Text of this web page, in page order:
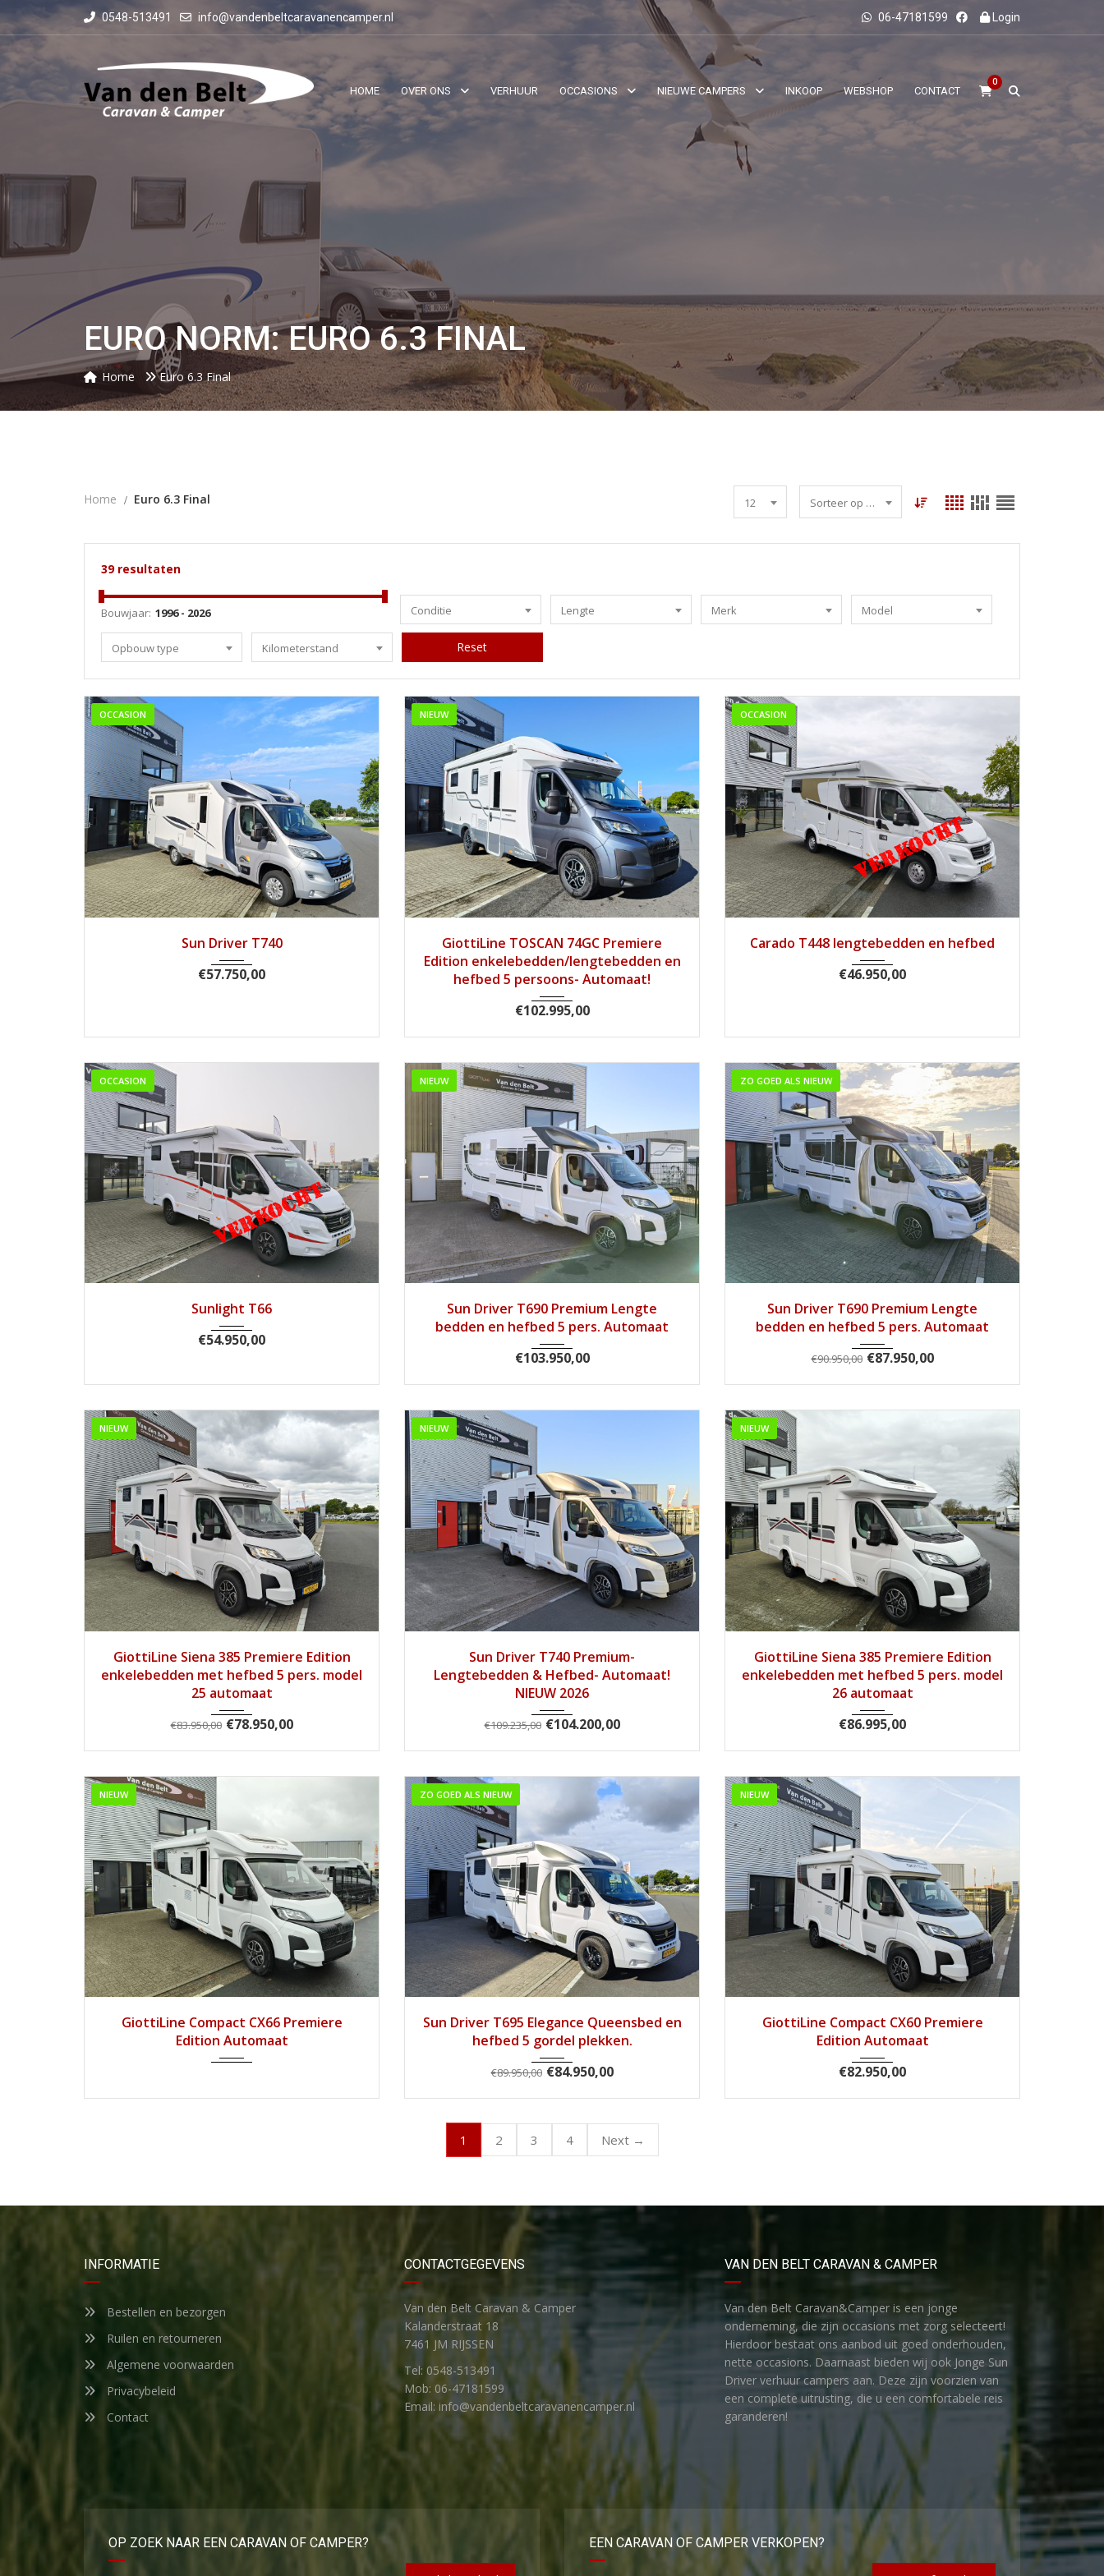
0548-513491 info@vandenbeltcaravanencamper.nl 06-47181599 Login
HOME OVER ONS VERHUUR OCCASIONS NIEUWE CAMPERS INKOOP WEBSHOP CONTACT
0
EURO NORM: EURO 6.3 FINAL
Home Euro 6.3 Final
Home Euro 6.3 Final 12 Sorteer op datum
39 resultaten
Bouwjaar: Conditie Lengte Merk Model
Opbouw type Kilometerstand Reset
OCCASION
Sun Driver T740
€57.750,00
NIEUW
GiottiLine TOSCAN 74GC Premiere
Edition enkelebedden/lengtebedden en
hefbed 5 persoons- Automaat!
€102.995,00
OCCASION
Carado T448 lengtebedden en hefbed
€46.950,00
OCCASION
Handg...
Sunlight T66
€54.950,00
NIEUW
2026 Autom...
Sun Driver T690 Premium Lengte
bedden en hefbed 5 pers. Automaat
€103.950,00
ZO GOED ALS NIEUW
2024 9 Tra... 28900
Sun Driver T690 Premium Lengte
bedden en hefbed 5 pers. Automaat
€90.950,00 €87.950,00
NIEUW
GiottiLine Siena 385 Premiere Edition
enkelebedden met hefbed 5 pers. model
25 automaat
€83.950,00 €78.950,00
NIEUW
Sun Driver T740 Premium-
Lengtebedden & Hefbed- Automaat!
NIEUW 2026
€109.235,00 €104.200,00
NIEUW
GiottiLine Siena 385 Premiere Edition
enkelebedden met hefbed 5 pers. model
26 automaat
€86.995,00
NIEUW
2026 8 tra...
GiottiLine Compact CX66 Premiere
Edition Automaat
ZO GOED ALS NIEUW
2025
Sun Driver T695 Elegance Queensbed en
hefbed 5 gordel plekken.
€89.950,00 €84.950,00
NIEUW
2026 8 tra...
GiottiLine Compact CX60 Premiere
Edition Automaat
€82.950,00
1 2 3 4 Next →
INFORMATIE
Bestellen en bezorgen
Ruilen en retourneren
Algemene voorwaarden
Privacybeleid
Contact
CONTACTGEGEVENS
Van den Belt Caravan & Camper
Kalanderstraat 18
7461 JM RIJSSEN
Tel: 0548-513491
Mob: 06-47181599
Email: info@vandenbeltcaravanencamper.nl
VAN DEN BELT CARAVAN & CAMPER
Van den Belt Caravan&Camper is een jonge
onderneming, die zijn occasions met zorg selecteert!
Hierdoor bestaat ons aanbod uit goed onderhouden,
nette occasions. Daarnaast bieden wij ook Jonge Sun
Driver verhuur campers aan. Deze zijn voorzien van
een complete uitrusting, die u een comfortabele reis
garanderen!
OP ZOEK NAAR EEN CARAVAN OF CAMPER? EEN CARAVAN OF CAMPER VERKOPEN?